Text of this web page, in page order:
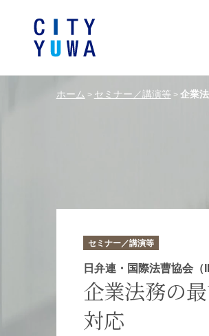
エネルギー・資源
製造業
ホーム > セミナー／講演等 > 企業
セミナー／講演等
日弁連・国際法曹協会
企業法務の
対応